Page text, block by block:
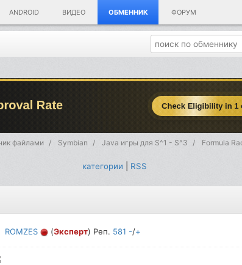
ANDROID ВИДЕО ОБМЕННИК ФОРУМ
файлами Symbian Java игры для S^1 - S^3 Formula
категории RSS
ROMZES (Эксперт) Реп. 581 -/+